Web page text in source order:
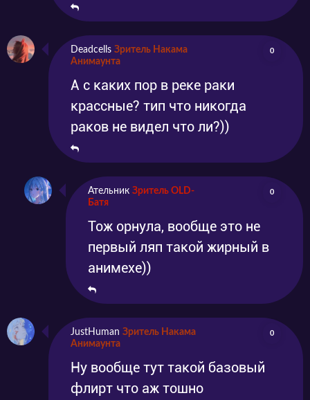
Deadcells Зритель Накама
Анимаунта
0
А с каких пор в реке раки
крассные? тип что никогда
раков не видел что ли?))
Ательник Зритель OLD-
Батя
0
Тож орнула, вообще это не
первый ляп такой жирный в
анимехе))
JustHuman Зритель Накама
Анимаунта
0
Ну вообще тут такой базовый
флирт что аж тошно